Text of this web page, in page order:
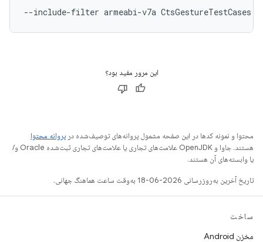
--include-filter armeabi-v7a CtsGestureTestCases
این مرور مفید بود؟
محتوا و نمونه کدها در این صفحه مشمول پروانه‌های توصیف‌شده در پروانه محتوا
هستند. جاوا و OpenJDK علامت‌های تجاری یا علامت‌های تجاری ثبت‌شده Oracle و/
یا وابسته‌های آن هستند.
تاریخ آخرین به‌روزرسانی 2026-06-18 به‌وقت ساعت هماهنگ جهانی.
ساخت
مخزن Android